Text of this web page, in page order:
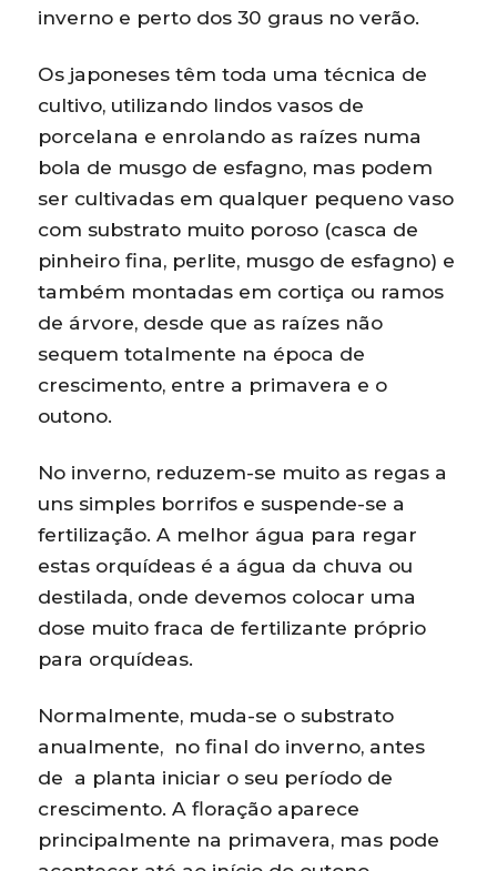
inverno e perto dos 30 graus no verão.
Os japoneses têm toda uma técnica de
cultivo, utilizando lindos vasos de
porcelana e enrolando as raízes numa
bola de musgo de esfagno, mas podem
ser cultivadas em qualquer pequeno vaso
com substrato muito poroso (casca de
pinheiro fina, perlite, musgo de esfagno) e
também montadas em cortiça ou ramos
de árvore, desde que as raízes não
sequem totalmente na época de
crescimento, entre a primavera e o
outono.
No inverno, reduzem-se muito as regas a
uns simples borrifos e suspende-se a
fertilização. A melhor água para regar
estas orquídeas é a água da chuva ou
destilada, onde devemos colocar uma
dose muito fraca de fertilizante próprio
para orquídeas.
Normalmente, muda-se o substrato
anualmente, no final do inverno, antes
de a planta iniciar o seu período de
crescimento. A floração aparece
principalmente na primavera, mas pode